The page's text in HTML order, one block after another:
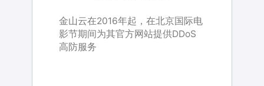
金山云高防IP为用户去哪儿网保证
全站网络安全
金山云在2016年起，在北京国际电
影节期间为其官方网站提供DDoS
高防服务
金山云在2016年起，为英雄互娱提
供DDoS高防服务
金山云高防IP为用户去哪儿网保证
全站网络安全
金山云在2016年起，在北京国际电
影节期间为其官方网站提供DDoS
高防服务